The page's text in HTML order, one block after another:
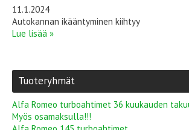
11.1.2024
Autokannan ikääntyminen kiihtyy
Lue lisää »
Tuoteryhmät
Alfa Romeo turboahtimet 36 kuukauden
Myös osamaksulla!!!